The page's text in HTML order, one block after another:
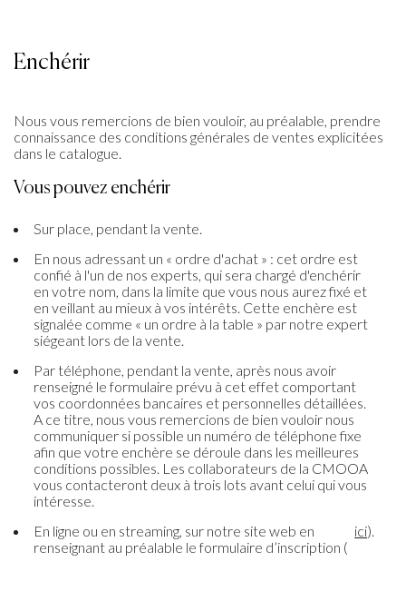
Enchérir
Nous vous remercions de bien vouloir, au préalable, prendre
connaissance des conditions générales de ventes explicitées
dans le catalogue.
Vous pouvez enchérir
Sur place, pendant la vente.
En nous adressant un « ordre d'achat » : cet ordre est
confié à l'un de nos experts, qui sera chargé d'enchérir
en votre nom, dans la limite que vous nous aurez fixé et
en veillant au mieux à vos intérêts. Cette enchère est
signalée comme « un ordre à la table » par notre expert
siégeant lors de la vente.
Par téléphone, pendant la vente, après nous avoir
renseigné le formulaire prévu à cet effet comportant
vos coordonnées bancaires et personnelles détaillées.
A ce titre, nous vous remercions de bien vouloir nous
communiquer si possible un numéro de téléphone fixe
afin que votre enchère se déroule dans les meilleures
conditions possibles. Les collaborateurs de la CMOOA
vous contacteront deux à trois lots avant celui qui vous
intéresse.
En ligne ou en streaming, sur notre site web en
renseignant au préalable le formulaire d’inscription (
ici).